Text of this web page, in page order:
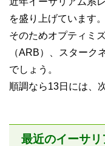
を盛り上げています。
そのためオプティミ
（ARB）、スターク
でしょう。
順調なら13日には、
最近のイーサ